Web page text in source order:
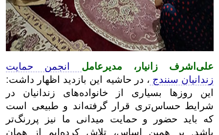
علی‌اشرف زانیار، مدیرعامل انجمن حمایت
زندانیان سنندج ، در حاشیه این بازدید اظهار داشت:
این روزها بسیاری از خانواده‌های زندانیان در
شرایط حساس‌تری قرار گرفته‌اند و طبیعی است
که باید حضور و حمایت میدانی ما نیز پررنگ‌تر
باشد. بر همین اساس، تلاش کرده‌ایم از همان